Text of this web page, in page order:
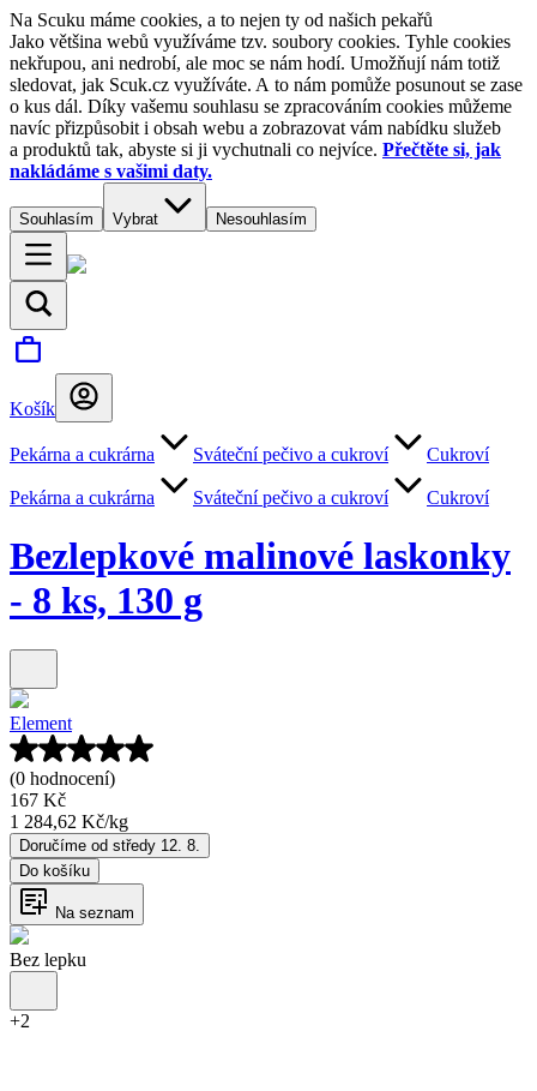
Na Scuku máme cookies, a to nejen ty od našich pekařů
Jako většina webů využíváme tzv. soubory cookies. Tyhle cookies
nekřupou, ani nedrobí, ale moc se nám hodí. Umožňují nám totiž
sledovat, jak Scuk.cz využíváte. A to nám pomůže posunout se zase
o kus dál. Díky vašemu souhlasu se zpracováním cookies můžeme
navíc přizpůsobit i obsah webu a zobrazovat vám nabídku služeb
a produktů tak, abyste si ji vychutnali co nejvíce. Přečtěte si, jak
nakládáme s vašimi daty.
Souhlasím Vybrat Nesouhlasím
Košík
Pekárna a cukrárna Sváteční pečivo a cukroví Cukroví
Pekárna a cukrárna Sváteční pečivo a cukroví Cukroví
Bezlepkové malinové laskonky
- 8 ks, 130 g
Element
(0 hodnocení)
167 Kč
1 284,62 Kč/kg
Doručíme od středy 12. 8.
Do košíku
Na seznam
Bez lepku
+2